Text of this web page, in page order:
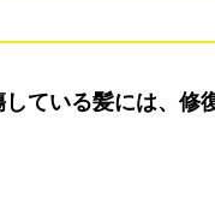
ている髪には、修